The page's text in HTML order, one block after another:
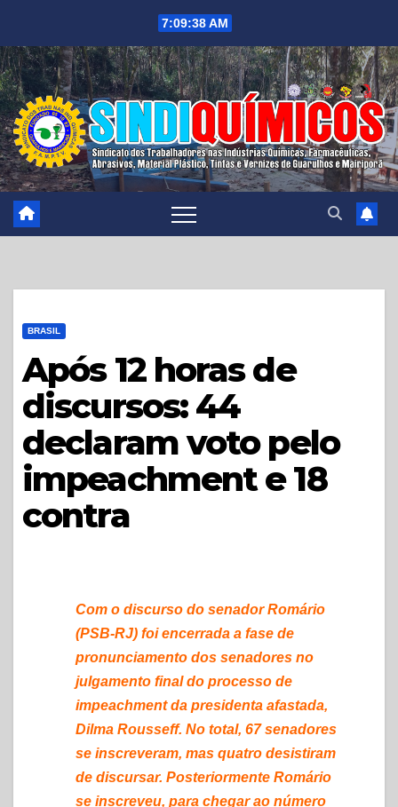
content
7:09:40 AM
BRASIL
Após 12 horas de
discursos: 44
declaram voto pelo
impeachment e 18
contra
Com o discurso do senador Romário
(PSB-RJ) foi encerrada a fase de
pronunciamento dos senadores no
julgamento final do processo de
impeachment da presidenta afastada,
Dilma Rousseff. No total, 67 senadores
se inscreveram, mas quatro desistiram
de discursar. Posteriormente Romário
se inscreveu, para chegar ao número